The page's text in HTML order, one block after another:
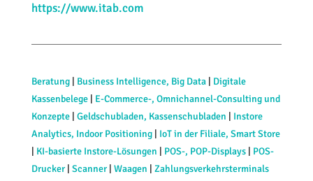
https://www.itab.com
Beratung| Business Intelligence, Big Data| Digitale
Kassenbelege| E-Commerce-, Omnichannel-Consulting und
Konzepte| Geldschubladen, Kassenschubladen
Instore
Analytics, Indoor Positioning| IoT in der Filiale, Smart Store
KI-basierte Instore-Lösungen POS-, POP-Displays| POS-
Drucker| Scanner| Waagen
Zahlungsverkehrsterminals